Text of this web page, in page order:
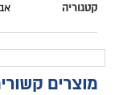
קטגוריה
מוצרים